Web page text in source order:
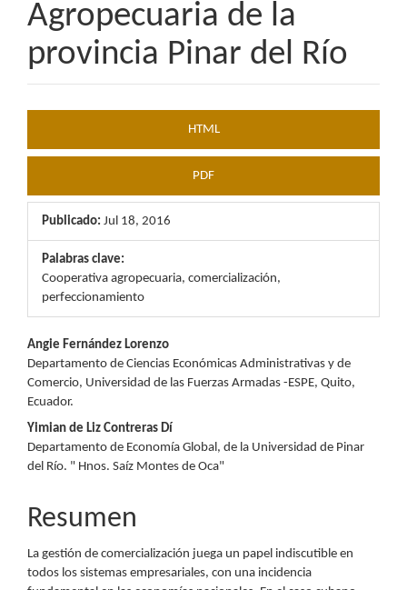
Agropecuaria de la
provincia Pinar del Río
Barra
lateral
artículo
HTML
PDF
Publicado: Jul 18, 2016
Palabras clave:
Cooperativa agropecuaria, comercialización,
perfeccionamiento
Contenido
principal
del
artículo
Angie Fernández Lorenzo
Departamento de Ciencias Económicas Administrativas y de
Comercio, Universidad de las Fuerzas Armadas -ESPE, Quito,
Ecuador.
Yimian de Liz Contreras Dí
Departamento de Economía Global, de la Universidad de Pinar
del Río. " Hnos. Saíz Montes de Oca"
Resumen
La gestión de comercialización juega un papel indiscutible en
todos los sistemas empresariales, con una incidencia